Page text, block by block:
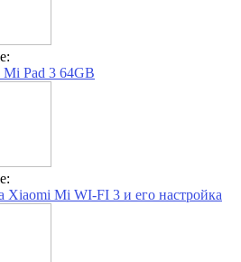
Pad 3 64GB
Xiaomi Mi WI-FI 3 и его настройка